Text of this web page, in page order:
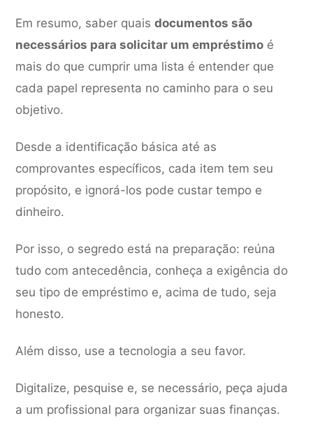
Em resumo, saber quaisdocumentos são
necessários para solicitar um empréstimo é
mais do que cumprir uma lista é entender que
cada papel representa no caminho para o seu
objetivo.
Desde a identificação básica até as
comprovantes específicos, cada item tem seu
propósito, e ignorá-los pode custar tempo e
dinheiro.
Por isso, o segredo está na preparação: reúna
tudo com antecedência, conheça a exigência do
seu tipo de empréstimo e, acima de tudo, seja
honesto.
Além disso, use a tecnologia a seu favor.
Digitalize, pesquise e, se necessário, peça ajuda
a um profissional para organizar suas finanças.